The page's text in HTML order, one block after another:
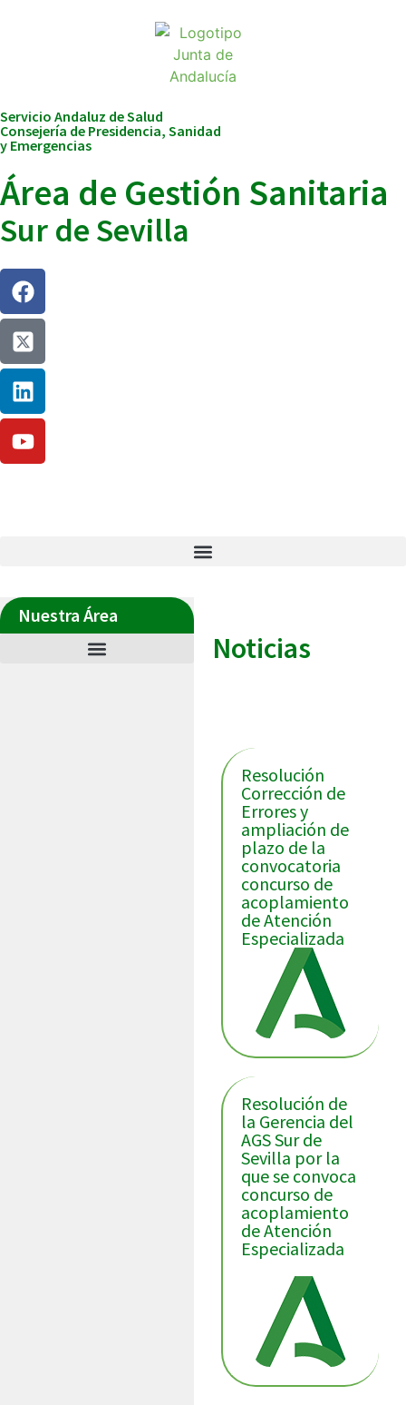
Servicio Andaluz de Salud
Consejería de Presidencia, Sanidad
y Emergencias
Área de Gestión Sanitaria
Sur de Sevilla
Nuestra Área
Noticias
Resolución
Corrección de
Errores y
ampliación de
plazo de la
convocatoria
concurso de
acoplamiento
de Atención
Especializada
Resolución de
la Gerencia del
AGS Sur de
Sevilla por la
que se convoca
concurso de
acoplamiento
de Atención
Especializada